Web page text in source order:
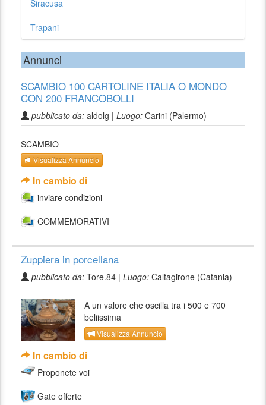
Siracusa
Trapani
Annunci
SCAMBIO 100 CARTOLINE ITALIA O MONDO
CON 200 FRANCOBOLLI
pubblicato da: aldolg | Luogo: Carini (Palermo)
SCAMBIO
Visualizza Annuncio
In cambio di
inviare condizioni
COMMEMORATIVI
Zuppiera in porcellana
pubblicato da: Tore.84 | Luogo: Caltagirone (Catania)
A un valore che oscilla tra i 500 e 700
beliissima
Visualizza Annuncio
In cambio di
Proponete voi
Gate offerte